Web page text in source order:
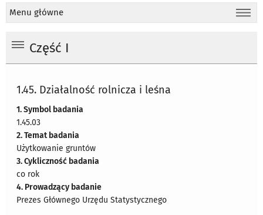
Menu główne
Część I
1.45. Działalność rolnicza i leśna
1. Symbol badania
1.45.03
2. Temat badania
Użytkowanie gruntów
3. Cykliczność badania
co rok
4. Prowadzący badanie
Prezes Głównego Urzędu Statystycznego